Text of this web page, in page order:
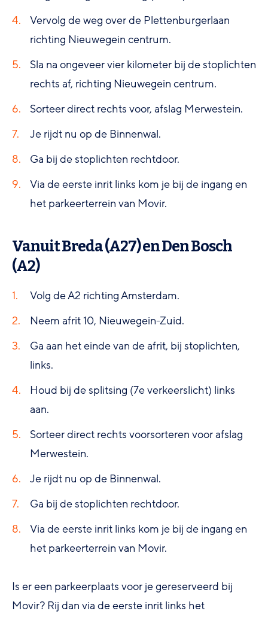
Vervolg de weg over de Plettenburgerlaan
richting Nieuwegein centrum.
Sla na ongeveer vier kilometer bij de stoplichten
rechts af, richting Nieuwegein centrum.
Sorteer direct rechts voor, afslag Merwestein.
Je rijdt nu op de Binnenwal.
Ga bij de stoplichten rechtdoor.
Via de eerste inrit links kom je bij de ingang en
het parkeerterrein van Movir.
Vanuit Breda (A27) en Den Bosch
(A2)
Volg de A2 richting Amsterdam.
Neem afrit 10, Nieuwegein-Zuid.
Ga aan het einde van de afrit, bij stoplichten,
links.
Houd bij de splitsing (7e verkeerslicht) links
aan.
Sorteer direct rechts voorsorteren voor afslag
Merwestein.
Je rijdt nu op de Binnenwal.
Ga bij de stoplichten rechtdoor.
Via de eerste inrit links kom je bij de ingang en
het parkeerterrein van Movir.
Is er een parkeerplaats voor je gereserveerd bij
Movir? Rij dan via de eerste inrit links het